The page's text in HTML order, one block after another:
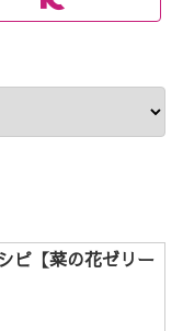
ピ【菜の花ゼリー